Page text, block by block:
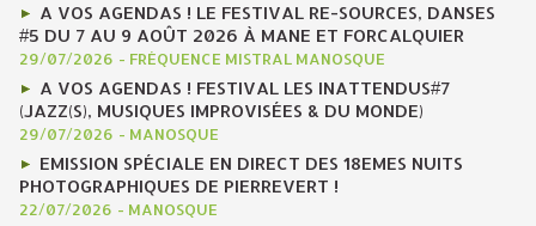
A VOS AGENDAS ! LE FESTIVAL RE-SOURCES, DANSES
#5 DU 7 AU 9 AOÛT 2026 À MANE ET FORCALQUIER
29/07/2026 - FRÉQUENCE MISTRAL MANOSQUE
A VOS AGENDAS ! FESTIVAL LES INATTENDUS#7
(JAZZ(S), MUSIQUES IMPROVISÉES & DU MONDE)
29/07/2026 - MANOSQUE
EMISSION SPÉCIALE EN DIRECT DES 18EMES NUITS
PHOTOGRAPHIQUES DE PIERREVERT !
22/07/2026 - MANOSQUE